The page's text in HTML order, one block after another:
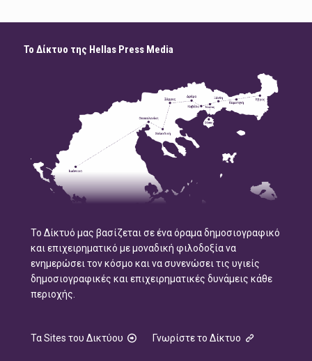
Το Δίκτυο της Hellas Press Media
Το Δίκτυό μας βασίζεται σε ένα όραμα δημοσιογραφικό
και επιχειρηματικό με μοναδική φιλοδοξία να
ενημερώσει τον κόσμο και να συνενώσει τις υγιείς
δημοσιογραφικές και επιχειρηματικές δυνάμεις κάθε
περιοχής.
Τα Sites του Δικτύου Γνωρίστε το Δίκτυο